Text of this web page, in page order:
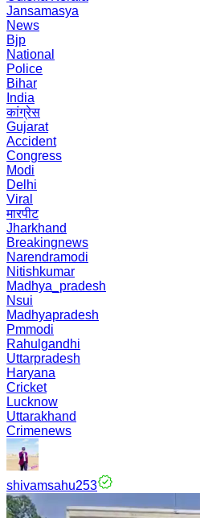
Jansamasya
News
Bjp
National
Police
Bihar
India
कांग्रेस
Gujarat
Accident
Congress
Modi
Delhi
Viral
मारपीट
Jharkhand
Breakingnews
Narendramodi
Nitishkumar
Madhya_pradesh
Nsui
Madhyapradesh
Pmmodi
Rahulgandhi
Uttarpradesh
Haryana
Cricket
Lucknow
Uttarakhand
Crimenews
shivamsahu253